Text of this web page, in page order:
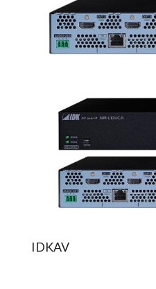
IDKAV